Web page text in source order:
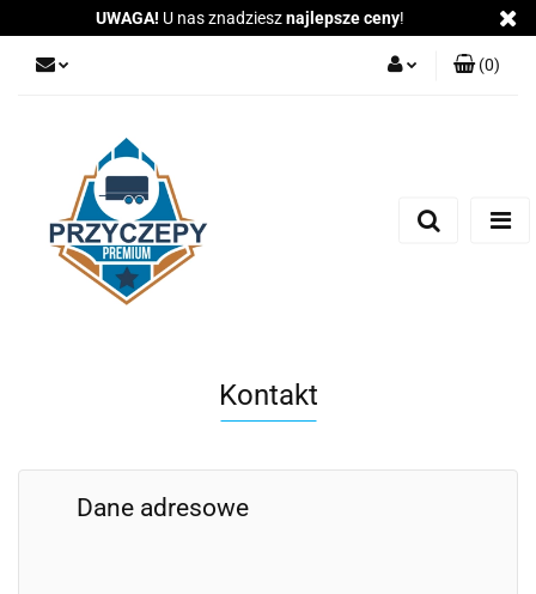
UWAGA! U nas znadziesznajlepsze ceny!
(0)
Kontakt
Dane adresowe